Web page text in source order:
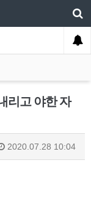
리고 야한 자
2020.07.28 10:04